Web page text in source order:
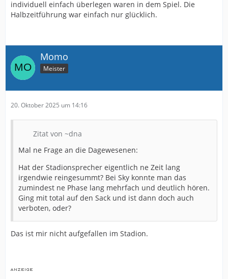
individuell einfach überlegen waren in dem Spiel. Die
Halbzeitführung war einfach nur glücklich.
Momo
Meister
20. Oktober 2025 um 14:16
Zitat von ~dna
Mal ne Frage an die Dagewesenen:
Hat der Stadionsprecher eigentlich ne Zeit lang
irgendwie reingesummt? Bei Sky konnte man das
zumindest ne Phase lang mehrfach und deutlich hören.
Ging mit total auf den Sack und ist dann doch auch
verboten, oder?
Das ist mir nicht aufgefallen im Stadion.